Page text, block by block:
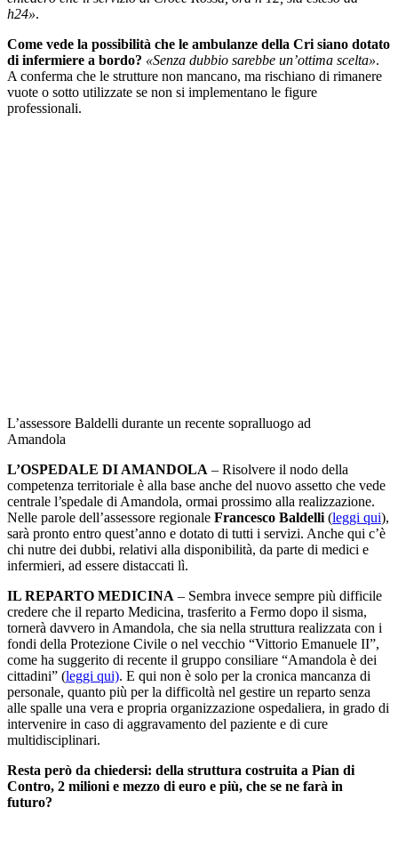
h24».
Come vede la possibilità che le ambulanze della Cri siano dotato
di infermiere a bordo? «Senza dubbio sarebbe un’ottima scelta».
A conferma che le strutture non mancano, ma rischiano di rimanere
vuote o sotto utilizzate se non si implementano le figure
professionali.
L’assessore Baldelli durante un recente sopralluogo ad
Amandola
L’OSPEDALE DI AMANDOLA – Risolvere il nodo della
competenza territoriale è alla base anche del nuovo assetto che vede
centrale l’spedale di Amandola, ormai prossimo alla realizzazione.
Nelle parole dell’assessore regionale Francesco Baldelli (leggi qui),
sarà pronto entro quest’anno e dotato di tutti i servizi. Anche qui c’è
chi nutre dei dubbi, relativi alla disponibilità, da parte di medici e
infermieri, ad essere distaccati lì.
IL REPARTO MEDICINA – Sembra invece sempre più difficile
credere che il reparto Medicina, trasferito a Fermo dopo il sisma,
tornerà davvero in Amandola, che sia nella struttura realizzata con i
fondi della Protezione Civile o nel vecchio “Vittorio Emanuele II”,
come ha suggerito di recente il gruppo consiliare “Amandola è dei
cittadini” (leggi qui). E qui non è solo per la cronica mancanza di
personale, quanto più per la difficoltà nel gestire un reparto senza
alle spalle una vera e propria organizzazione ospedaliera, in grado di
intervenire in caso di aggravamento del paziente e di cure
multidisciplinari.
Resta però da chiedersi: della struttura costruita a Pian di
Contro, 2 milioni e mezzo di euro e più, che se ne farà in
futuro?